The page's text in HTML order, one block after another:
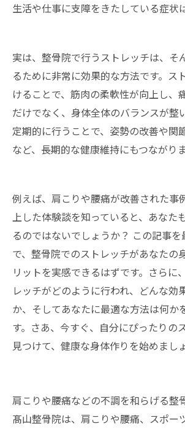
生活や仕事に支障をきたしている症状
実は、整骨院で行うストレッチは、そ
るために非常に効果的な方法です。ス
けることで、筋肉の柔軟性が向上し、
だけでなく、身体全体のバランスが整
定期的に行うことで、姿勢の改善や関
など、長期的な健康維持にもつながりま
例えば、肩こりや腰痛が改善された事
上した体験談を知っていると、あなた
るのではないでしょうか？ この記事を
で、整骨院でのストレッチがあなたの
リットを実感できるはずです。さらに
レッチがどのように行われ、どんな効
か、そしてあなたに最適な方法は何か
す。さあ、今すぐ、自分にぴったりの
見つけて、健康な身体作りを始めましょ
肩こりや腰痛などの不調を和らげる整
髙山整骨院は、肩こりや腰痛、スポー